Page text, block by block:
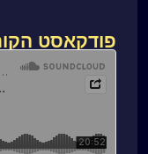
פודקאסט